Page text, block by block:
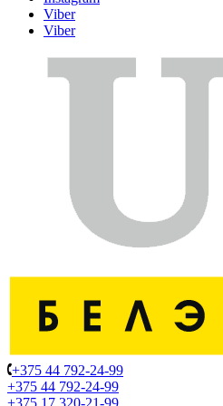
Viber
Viber
+375 44 792-24-99
+375 44 792-24-99
+375 17 320-21-99